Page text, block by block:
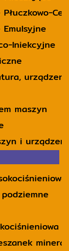
Płuczkowo-
Emulsyjne
Iniekcyjne
maszyn
i urządzeń